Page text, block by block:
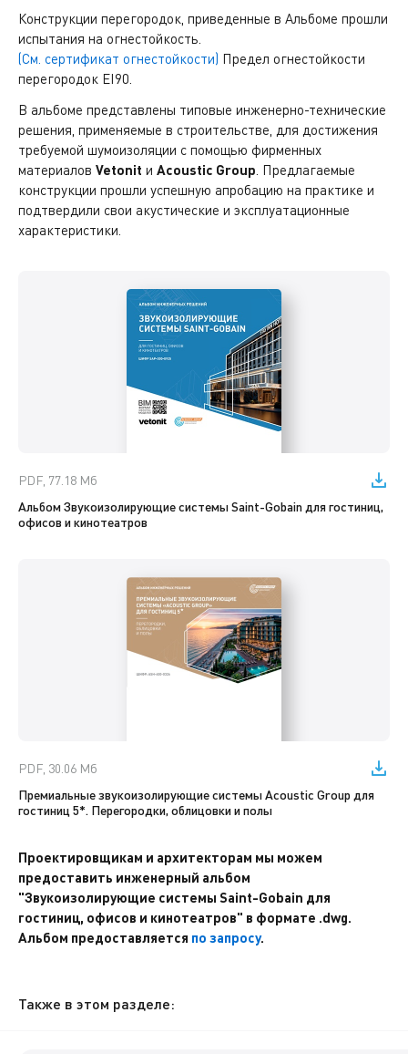
Конструкции перегородок, приведенные в Альбоме прошли
испытания на огнестойкость.
(См. сертификат огнестойкости) Предел огнестойкости
перегородок EI90.
В альбоме представлены типовые инженерно-технические
решения, применяемые в строительстве, для достижения
требуемой шумоизоляции с помощью фирменных
материалов Vetonit и Acoustic Group . Предлагаемые
конструкции прошли успешную апробацию на практике и
подтвердили свои акустические и эксплуатационные
характеристики.
Альбом Звукоизолирующие системы Saint-Gobain для гостиниц,
офисов и кинотеатров
PDF, 77.18 Мб
Премиальные звукоизолирующие системы Acoustic Group для
гостиниц 5*. Перегородки, облицовки и полы
PDF, 30.06 Мб
Проектировщикам и архитекторам мы можем
предоставить инженерный альбом
"Звукоизолирующие системы Saint-Gobain для
гостиниц, офисов и кинотеатров" в формате .dwg.
Альбом предоставляется по запросу.
Также в этом разделе: